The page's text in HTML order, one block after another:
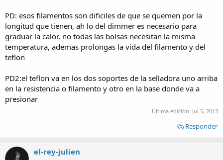
PD: esos filamentos son dificiles de que se quemen por la
longitud que tienen, ah lo del dimmer es necesario para
graduar la calor, no todas las bolsas necesitan la misma
temperatura, ademas prolongas la vida del filamento y del
teflon
PD2:el teflon va en los dos soportes de la selladora uno arriba
en la resistencia o filamento y otro en la base donde va a
presionar
Última edición: Jul 5, 2013
Responder
el-rey-julien